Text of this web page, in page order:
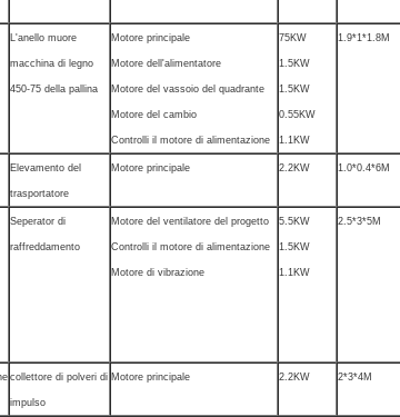
L'anello muore
macchina di legno
450-75 della pallina
Motore principale
Motore dell'alimentatore
Motore del vassoio del quadrante
Motore del cambio
Controlli il motore di alimentazione
75KW
1.5KW
1.5KW
0.55KW
1.1KW
1.9*1*1.8M
Elevamento del
trasportatore
Motore principale 2.2KW 1.0*0.4*6M
Seperator di
raffreddamento
Motore del ventilatore del progetto
Controlli il motore di alimentazione
Motore di vibrazione
5.5KW
1.5KW
1.1KW
2.5*3*5M
collettore di polveri di
impulso
Motore principale 2.2KW 2*3*4M